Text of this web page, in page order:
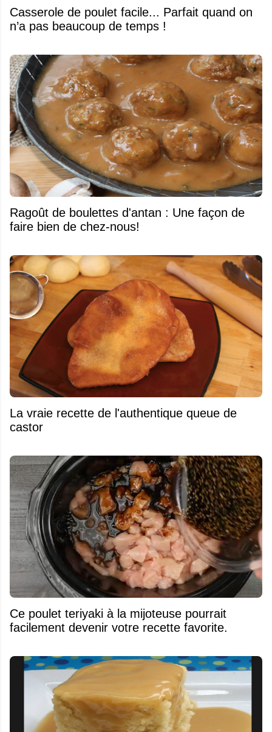
Casserole de poulet facile... Parfait quand on
n’a pas beaucoup de temps !
Ragoût de boulettes d'antan : Une façon de
faire bien de chez-nous!
La vraie recette de l'authentique queue de
castor
Ce poulet teriyaki à la mijoteuse pourrait
facilement devenir votre recette favorite.